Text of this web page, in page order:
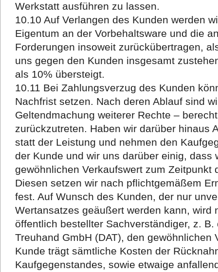
Werkstatt ausführen zu lassen.
10.10 Auf Verlangen des Kunden werden
Eigentum an der Vorbehaltsware und die
Forderungen insoweit zurückübertragen,
uns gegen den Kunden insgesamt
als 10% übersteigt.
10.11 Bei Zahlungsverzug des Kunden
Nachfrist setzen. Nach deren Ablauf sind
Geltendmachung weiterer Rechte –
zurückzutreten. Haben wir darüber hinaus
statt der Leistung und nehmen den
der Kunde und wir uns darüber einig, dass
gewöhnlichen Verkaufswert zum Zeitpunkt
Diesen setzen wir nach pflichtgemäßem
fest. Auf Wunsch des Kunden, der nur
Wertansatzes geäußert werden kann, wird
öffentlich bestellter Sachverständiger, z.
Treuhand GmbH (DAT), den gewöhnlichen
Kunde trägt sämtliche Kosten der
Kaufgegenstandes, sowie etwaige